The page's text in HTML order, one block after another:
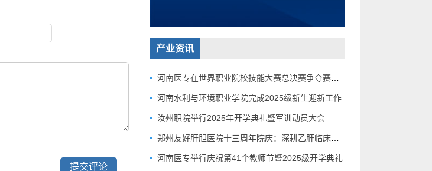
产业资讯
河南水利与环境职业学院完成2025级新生迎新工作
汝州职院举行2025年开学典礼暨军训动员大会
河南医专举行庆祝第41个教师节暨2025级开学典礼